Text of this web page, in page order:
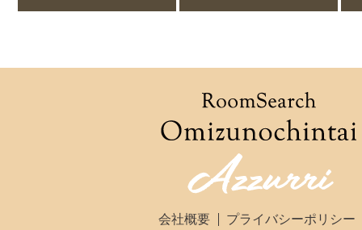
会社概要 プライバシーポリシー